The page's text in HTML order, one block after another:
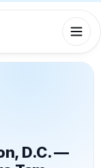
D.C. —